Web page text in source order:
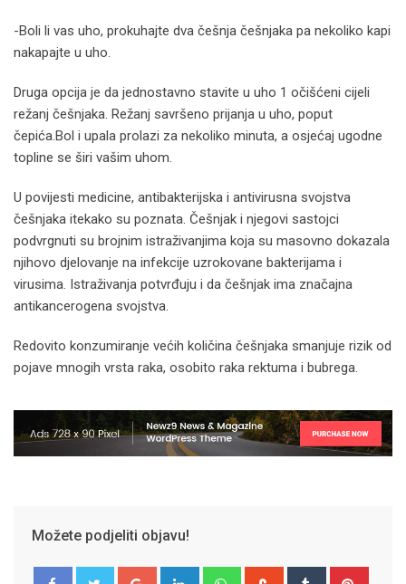
-Boli li vas uho, prokuhajte dva češnja češnjaka pa nekoliko kapi
nakapajte u uho.
Druga opcija je da jednostavno stavite u uho 1 očišćeni cijeli
režanj češnjaka. Režanj savršeno prijanja u uho, poput
čepića.Bol i upala prolazi za nekoliko minuta, a osjećaj ugodne
topline se širi vašim uhom.
U povijesti medicine, antibakterijska i antivirusna svojstva
češnjaka itekako su poznata. Češnjak i njegovi sastojci
podvrgnuti su brojnim istraživanjima koja su masovno dokazala
njihovo djelovanje na infekcije uzrokovane bakterijama i
virusima. Istraživanja potvrđuju i da češnjak ima značajna
antikancerogena svojstva.
Redovito konzumiranje većih količina češnjaka smanjuje rizik od
pojave mnogih vrsta raka, osobito raka rektuma i bubrega.
Možete podjeliti objavu!
Google+ LinkedIn WhatsappStumbleUpon
Tumblr